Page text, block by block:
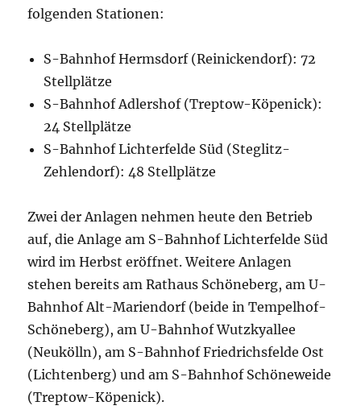
folgenden Stationen:
S-Bahnhof Hermsdorf (Reinickendorf): 72
Stellplätze
S-Bahnhof Adlershof (Treptow-Köpenick):
24 Stellplätze
S-Bahnhof Lichterfelde Süd (Steglitz-
Zehlendorf): 48 Stellplätze
Zwei der Anlagen nehmen heute den Betrieb
auf, die Anlage am S-Bahnhof Lichterfelde Süd
wird im Herbst eröffnet. Weitere Anlagen
stehen bereits am Rathaus Schöneberg, am U-
Bahnhof Alt-Mariendorf (beide in Tempelhof-
Schöneberg), am U-Bahnhof Wutzkyallee
(Neukölln), am S-Bahnhof Friedrichsfelde Ost
(Lichtenberg) und am S-Bahnhof Schöneweide
(Treptow-Köpenick).